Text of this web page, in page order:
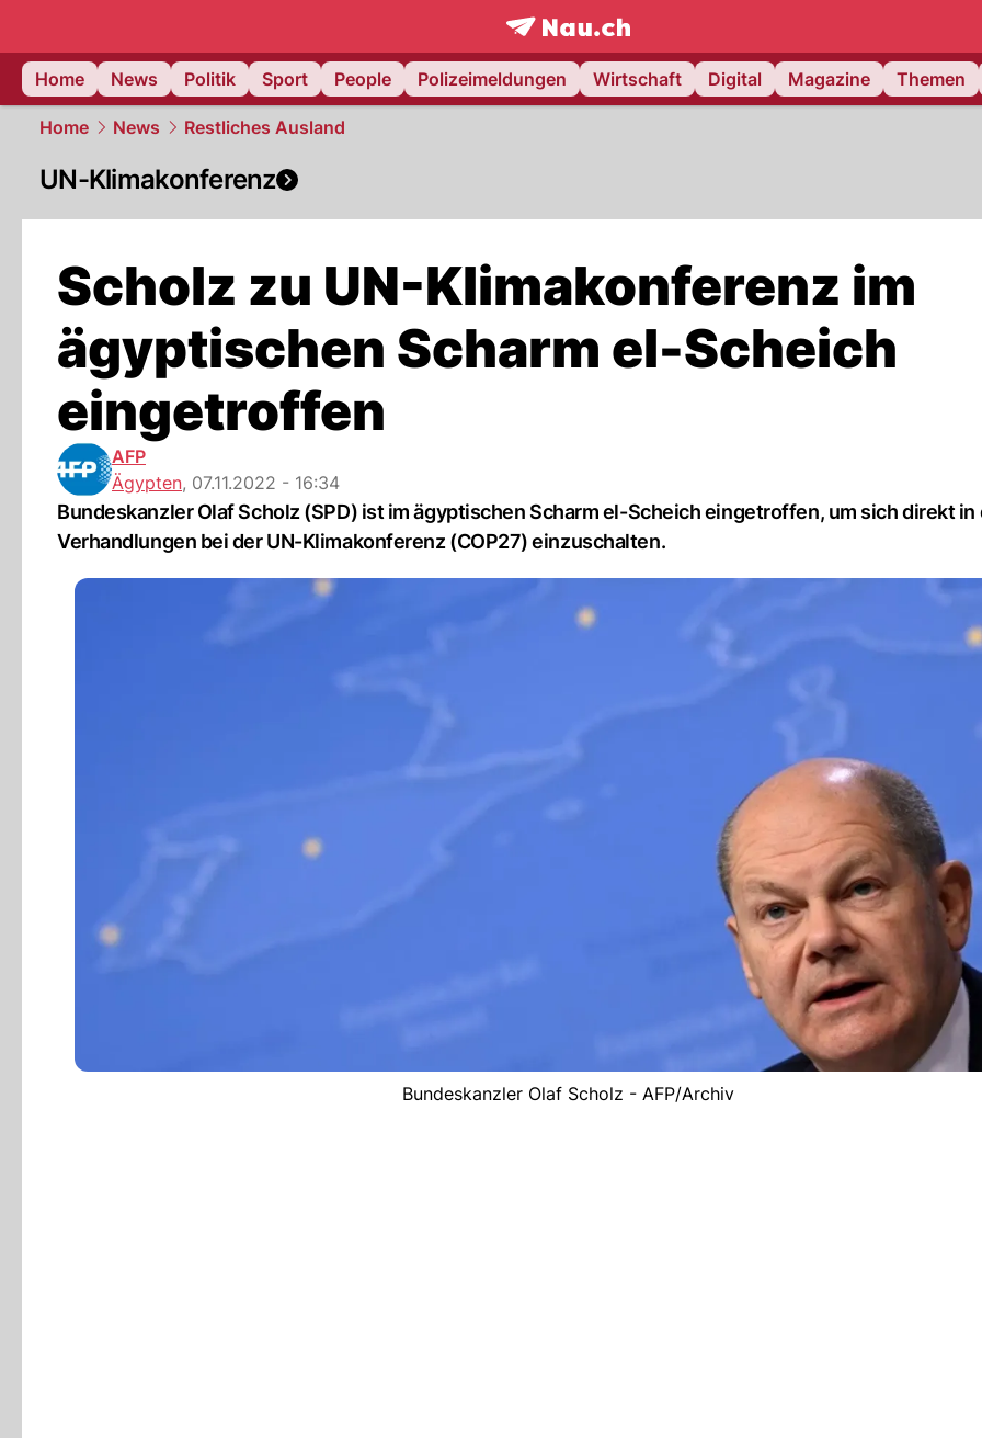
frontpage.NAU.ch
Home
News Politik Sport People Polizeimeldungen Wirtschaft Digital Magazine Themen
Home News Restliches Ausland
UN-Klimakonferenz
Scholz zu UN-Klimakonferenz im
ägyptischen Scharm el-Scheich
eingetroffen
AFP
Ägypten, 07.11.2022 - 16:34
Bundeskanzler Olaf Scholz (SPD) ist im ägyptischen Scharm el-Scheich eingetroffen, um sich direkt in
Verhandlungen bei der UN-Klimakonferenz (COP27) einzuschalten.
Bundeskanzler Olaf Scholz - AFP/Archiv